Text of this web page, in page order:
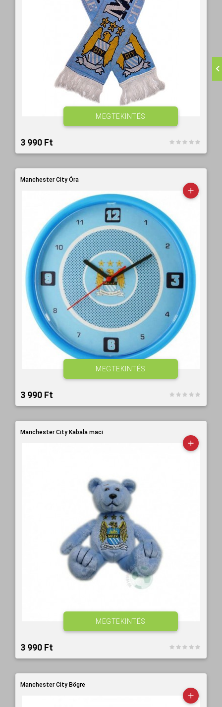
3 990 Ft‎
MEGTEKINTÉS
Manchester City Óra
3 990 Ft‎
MEGTEKINTÉS
Manchester City Kabala maci
3 990 Ft‎
MEGTEKINTÉS
Manchester City Bögre